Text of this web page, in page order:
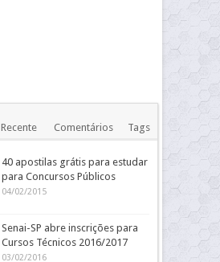
Recente Comentários Tags
40 apostilas grátis para estudar
para Concursos Públicos
04/02/2015
Senai-SP abre inscrições para
Cursos Técnicos 2016/2017
03/02/2016